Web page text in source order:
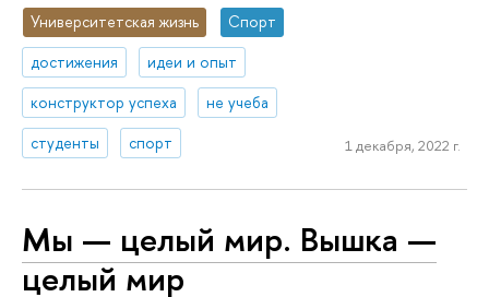
Университетская жизнь
Спорт
достижения
идеи и опыт
конструктор успеха
не учеба
студенты
спорт 1 декабря, 2022 г.
Мы — целый мир. Вышка —
целый мир